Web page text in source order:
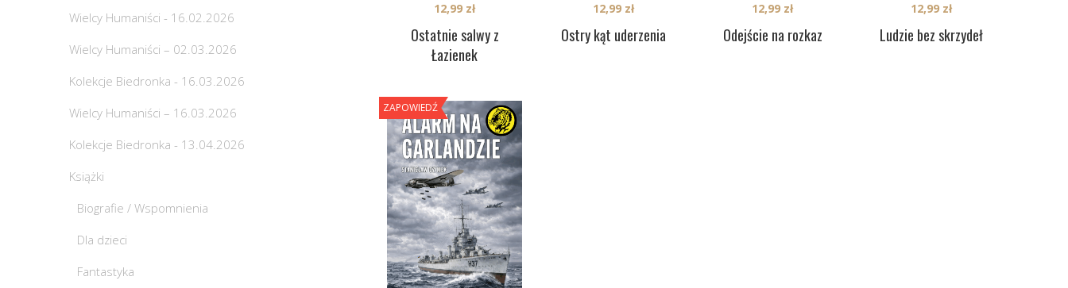
Ostatnie salwy z
Łazienek
12,99 zł
Ostry kąt uderzenia
12,99 zł
Odejście na rozkaz
12,99 zł
Ludzie bez skrzydeł
12,99 zł
ZAPOWIEDŹ
Wielcy Humaniści - 16.02.2026
Wielcy Humaniści – 02.03.2026
Kolekcje Biedronka - 16.03.2026
Wielcy Humaniści – 16.03.2026
Kolekcje Biedronka - 13.04.2026
Książki
Biografie / Wspomnienia
Dla dzieci
Fantastyka